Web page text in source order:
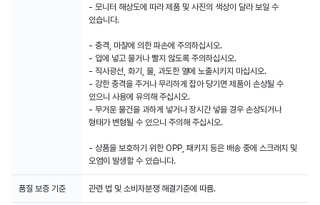
- 모니터 해상도에 따라 제품 및 사진의 색상이 달라 보일 수
있습니다.
- 충격, 마찰에 의한 파손에 주의하십시오.
- 입에 넣고 물거나 빨지 않도록 주의하십시오.
- 직사광선, 화기, 물, 과도한 열에 노출시키지 마십시오.
- 강한 충격을 주거나 무리하게 잡아 당기면 제품이 손상될 수
있으니 사용에 유의해 주십시오.
- 무거운 물건을 과하게 넣거나 장시간 넣을 경우 손상되거나
형태가 변형될 수 있으니 주의해 주십시오.
- 상품을 보호하기 위한 OPP, 패키지 등은 배송 중에 스크래치 및
오염이 발생할 수 있습니다.
품질 보증 기준